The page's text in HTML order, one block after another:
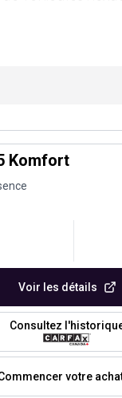
Komfort
Voir les détails
Consultez
votre